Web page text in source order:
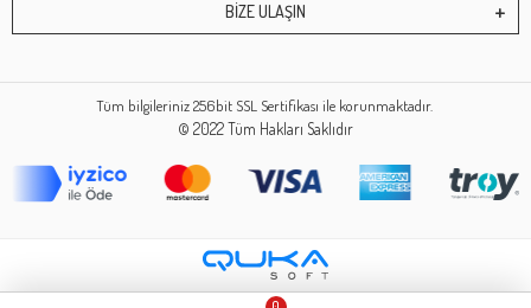
BİZE ULAŞIN
Tüm bilgileriniz 256bit SSL Sertifikası ile korunmaktadır.
© 2022Tüm Hakları Saklıdır